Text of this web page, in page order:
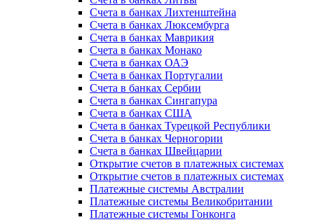
Счета в банках Лихтенштейна
Счета в банках Люксембурга
Счета в банках Маврикия
Счета в банках Монако
Счета в банках ОАЭ
Счета в банках Португалии
Счета в банках Сербии
Счета в банках Сингапура
Счета в банках США
Счета в банках Турецкой Республики
Счета в банках Черногории
Счета в банках Швейцарии
Открытие счетов в платежных системах
Открытие счетов в платежных системах
Платежные системы Австралии
Платежные системы Великобритании
Платежные системы Гонконга